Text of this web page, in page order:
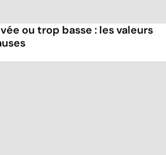
ou trop basse : les valeurs